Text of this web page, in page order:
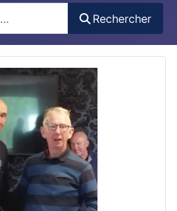
Rechercher